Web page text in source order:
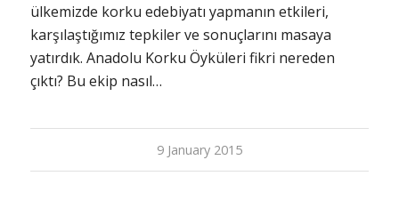
ülkemizde korku edebiyatı yapmanın etkileri,
karşılaştığımız tepkiler ve sonuçlarını masaya
yatırdık. Anadolu Korku Öyküleri fikri nereden
çıktı? Bu ekip nasıl…
9 January 2015